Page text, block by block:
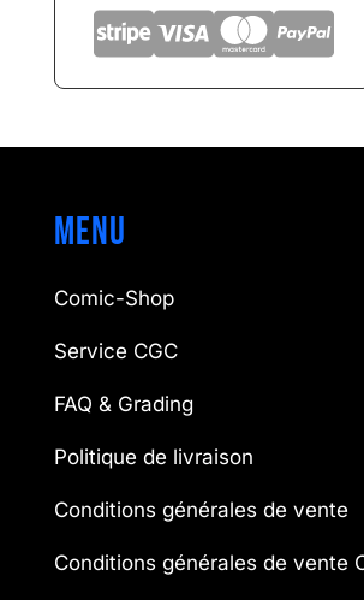
Menu
Comic-Shop
Service CGC
FAQ & Grading
Politique de livraison
Conditions générales de vente
Conditions générales de vente